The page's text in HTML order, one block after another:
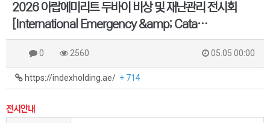
2026 아랍에미리트 두바이 비상 및 재난관리 전시회
[International Emergency &amp; Cata…
0 2560 05.05 00:00
https://indexholding.ae/ + 714
전시안내